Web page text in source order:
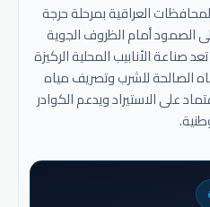
العراقية بمرحلة حرجة
الصمود أمام الظروف الجوية
صناعة الأنابيب المحلية الركيزة
الصالحة للشرب وتصريف مياه
على الاستيراد ويدعم الكوادر